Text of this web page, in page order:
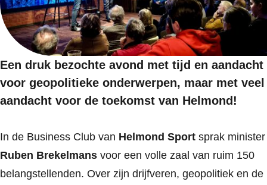
Een druk bezochte avond met tijd en aandacht
voor geopolitieke onderwerpen, maar met veel
aandacht voor de toekomst van Helmond!
In de Business Club van Helmond Sport sprak minister
Ruben Brekelmans voor een volle zaal van ruim 150
belangstellenden. Over zijn drijfveren, geopolitiek en de